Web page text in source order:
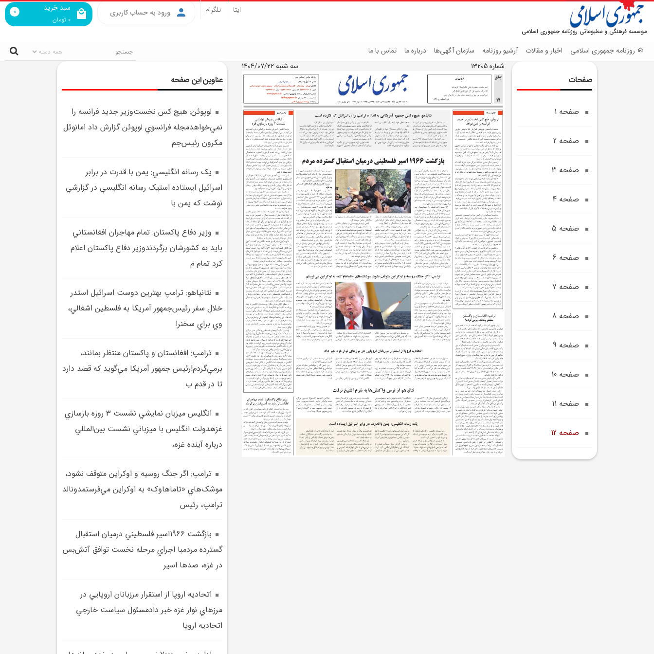
موسسه فرهنگی و مطبوعاتی روزنامه جمهوری اسلامی
سبد خرید
0 تومان
0 ورود به حساب کاربری ایتا تلگرام
روزنامه جمهوری اسلامی اخبار و مقالات آرشیو روزنامه سازمان آگهی‌ها درباره ما تماس با ما
صفحات
صفحه 1
صفحه 2
صفحه 3
صفحه 4
صفحه 5
صفحه 6
صفحه 7
صفحه 8
صفحه 9
صفحه 10
صفحه 11
صفحه 12
شماره 13205 سه شنبه 1404/07/22
عناوین این صفحه
لوپوئن: هيچ کس نخست‌وزير جديد فرانسه را
نمي‌خواهدمجله فرانسوي لوپوئن گزارش داد امانوئل
مکرون رئيس‌جم
يک رسانه انگليسي: يمن با قدرت در برابر
اسرائيل ايستاده استيک رسانه انگليسي در گزارشي
نوشت که يمن با
وزير دفاع پاکستان: تمام مهاجران افغانستاني
بايد به کشورشان برگردندوزير دفاع پاکستان اعلام
کرد تمام م
نتانياهو: ترامپ بهترين دوست اسرائيل استدر
خلال سفر رئيس‌جمهور آمريکا به فلسطين اشغالي،
وي براي سخنرا
ترامپ: افغانستان و پاکستان منتظر بمانند،
برمي‌گردم!رئيس جمهور آمريکا مي‌گويد که قصد دارد
تا در قدم ب
انگليس ميزبان نمايشي نشست 3 روزه بازسازي
غزهدولت انگليس با ميزباني نشست بين‌المللي
درباره آينده غزه،
ترامپ: اگر جنگ روسيه و اوکراين متوقف نشود،
موشک‌هاي «تاماهاوک» به اوکراين مي‌فرستمدونالد
ترامپ، رئيس
بازگشت 1966اسير فلسطيني درميان استقبال
گسترده مردمبا اجراي مرحله نخست توافق آتش‌بس
در غزه، صدها اسير
اتحاديه اروپا از استقرار مرزبانان اروپايي در
مرزهاي نوار غزه خبر دادمسئول سياست خارجي
اتحاديه اروپا